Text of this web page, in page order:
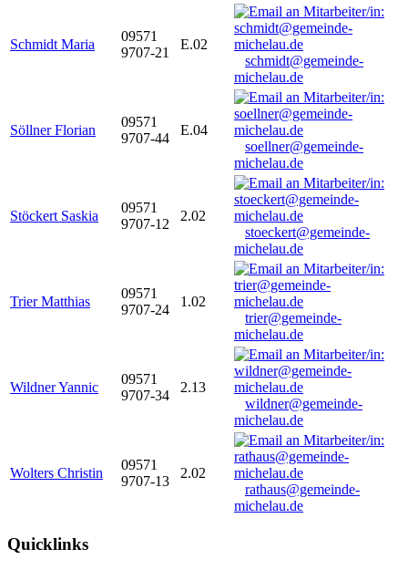
Schmidt Maria
09571
9707-21
E.02
schmidt@gemeinde-
michelau.de
Söllner Florian
09571
9707-44
E.04
soellner@gemeinde-
michelau.de
Stöckert Saskia
09571
9707-12
2.02
stoeckert@gemeinde-
michelau.de
Trier Matthias
09571
9707-24
1.02
trier@gemeinde-
michelau.de
Wildner Yannic
09571
9707-34
2.13
wildner@gemeinde-
michelau.de
Wolters Christin
09571
9707-13
2.02
rathaus@gemeinde-
michelau.de
Quicklinks